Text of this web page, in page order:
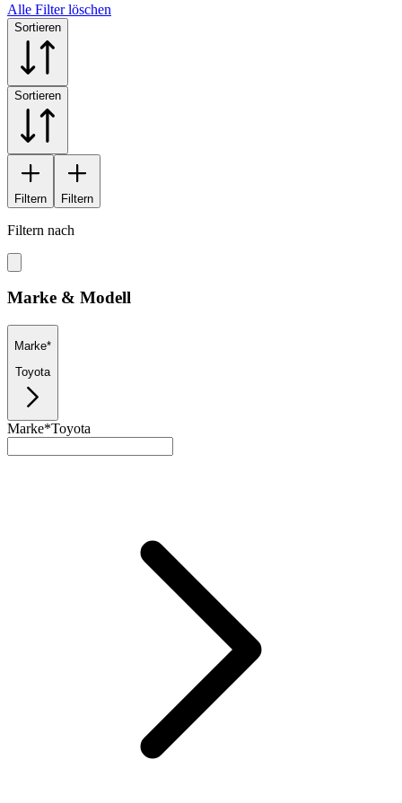
Alle Filter löschen
Sortieren
Sortieren
Filtern Filtern
Filtern nach
Marke & Modell
Marke*
Toyota
Marke*Toyota